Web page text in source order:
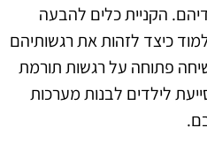
הקניית כלים להבעה
כיצד לזהות את רגשותיהם
פתוחה על רגשות תורמת
לילדים לבנות מערכות